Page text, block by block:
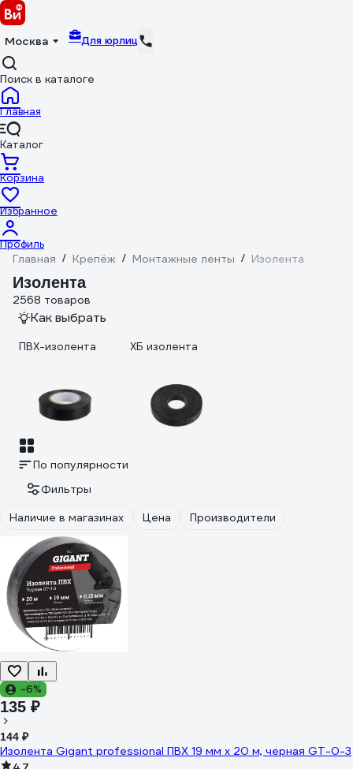
Москва Для юрлиц
Поиск в каталоге
Главная
Каталог
Корзина
Избранное
Профиль
Главная / Крепёж / Монтажные ленты / Изолента
Изолента
2568 товаров
Как выбрать
ПВХ-изолента ХБ изолента
По популярности
Фильтры
Наличие в магазинах
Цена Производители
-6%
135 ₽
144 ₽
Изолента Gigant professional ПВХ 19 мм х 20 м, черная GT-0-3